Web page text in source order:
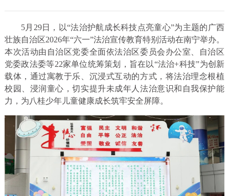
5月29日，以“法治护航成长科技点亮童心”为主题的广西
壮族自治区2026年“六一”法治宣传教育特别活动在南宁举办。
本次活动由自治区党委全面依法治区委员会办公室、自治区
党委政法委等22家单位统筹策划，旨在以“法治+科技”为创新
载体，通过寓教于乐、沉浸式互动的方式，将法治理念根植
校园、浸润童心，切实提升未成年人法治意识和自我保护能
力，为八桂少年儿童健康成长筑牢安全屏障。